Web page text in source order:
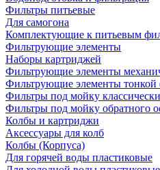
Фильтры питьевые
Для самогона
Комплектующие к питьевым
Фильтрующие элементы
Наборы картриджей
Фильтрующие элементы
Фильтрующие элементы тонкой
Фильтры под мойку
Фильтры под мойку обратного
Колбы и картриджи
Аксессуары для колб
Колбы (Корпуса)
Для горячей воды пластиковые